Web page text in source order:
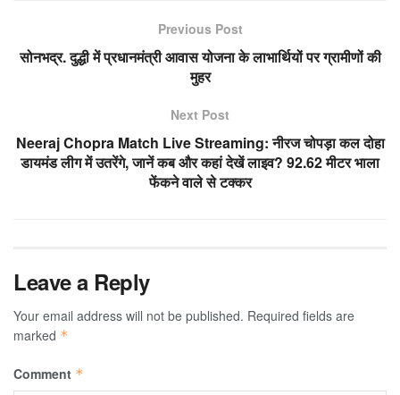
Previous Post
सोनभद्र. दुद्धी में प्रधानमंत्री आवास योजना के लाभार्थियों पर ग्रामीणों की
मुहर
Next Post
Neeraj Chopra Match Live Streaming: नीरज चोपड़ा कल दोहा
डायमंड लीग में उतरेंगे, जानें कब और कहां देखें लाइव? 92.62 मीटर भाला
फेंकने वाले से टक्कर
Leave a Reply
Your email address will not be published. Required fields are
marked *
Comment *